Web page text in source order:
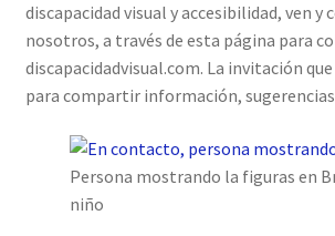
discapacidad visual y accesibilidad, ven y
nosotros, a través de esta página para
discapacidadvisual.com. La invitación
para compartir información, sugerencias
Persona mostrando la figuras en
niño